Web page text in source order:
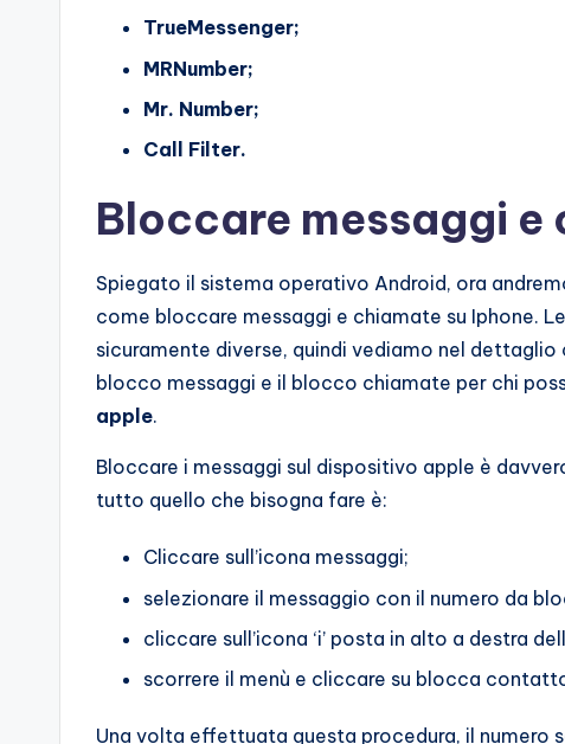
TrueMessenger;
MRNumber;
Mr. Number;
Call Filter.
Bloccare messaggi e
Spiegato il sistema operativo Android, ora
come bloccare messaggi e chiamate su Iphone.
sicuramente diverse, quindi vediamo nel dettaglio
blocco messaggi e il blocco chiamate per chi
apple.
Bloccare i messaggi sul dispositivo apple è
tutto quello che bisogna fare è:
Cliccare sull’icona messaggi;
selezionare il messaggio con il numero da
cliccare sull’icona ‘i’ posta in alto a destra
scorrere il menù e cliccare su blocca
Una volta effettuata questa procedura, il